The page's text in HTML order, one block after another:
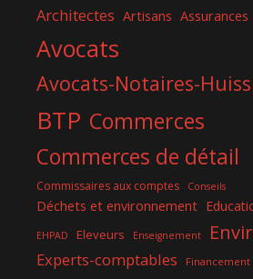
Architectes Artisans Assurances
Avocats
Avocats-Notaires-
BTP Commerces
Commerces de détail
Commissaires aux comptes Conseils
Déchets et environnement
EHPAD Eleveurs Enseignement
Experts-comptables Financement